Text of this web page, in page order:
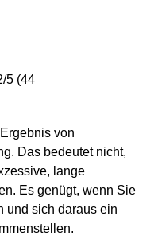
5 (44
von
Das bedeutet nicht,
lange
Es genügt, wenn Sie
und sich daraus ein